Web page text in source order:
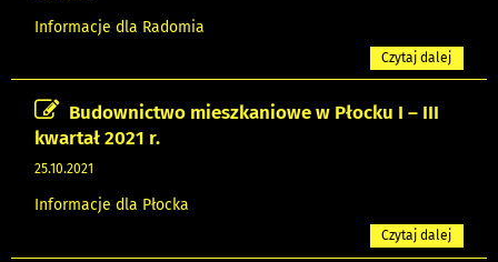
Informacje dla Radomia
Czytaj dalej
Budownictwo mieszkaniowe w Płocku I – III
kwartał 2021 r.
25.10.2021
Informacje dla Płocka
Czytaj dalej